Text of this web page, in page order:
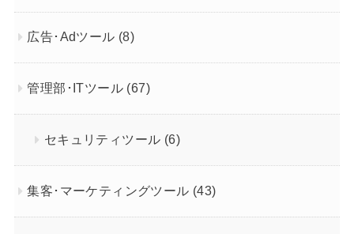
広告･Adツール (8)
管理部･ITツール (67)
セキュリティツール (6)
集客･マーケティングツール (43)